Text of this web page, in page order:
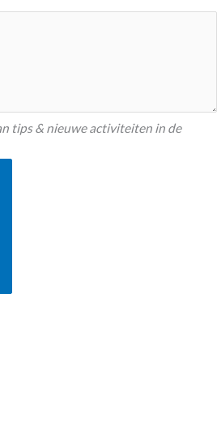
tips & nieuwe activiteiten in de